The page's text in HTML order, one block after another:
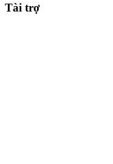
Tài trợ